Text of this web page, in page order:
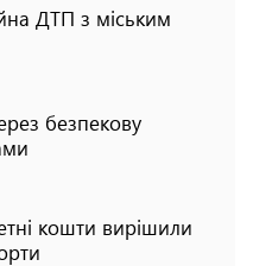
ДТП з міським
безпекову
кошти вирішили